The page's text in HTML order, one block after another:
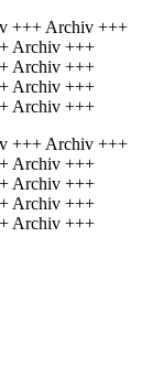
+++ Archiv +++
Archiv +++
Archiv +++
Archiv +++
Archiv +++
+++ Archiv +++
Archiv +++
Archiv +++
Archiv +++
Archiv +++